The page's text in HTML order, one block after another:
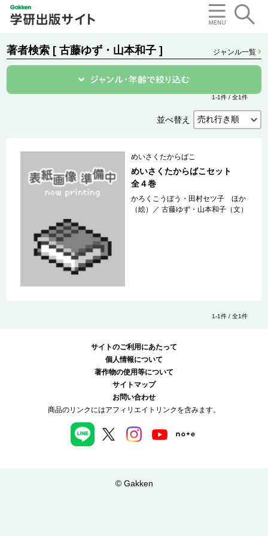
著者検索 [ 古藤ゆず・山本和子 ] ジャンル一覧
1-1件 / 全1件
並べ替え
めいさくたからばこ
めいさくたからばこセット
全４巻
かろくこうぼう・田村セツ子 ほか
（絵）
／古藤ゆず・山本和子（文）
1-1件 / 全1件
サイトのご利用にあたって
個人情報について
著作物の使用等について
サイトマップ
お問い合わせ
商品のリンクにはアフィリエイトリンクを含みます。
© Gakken